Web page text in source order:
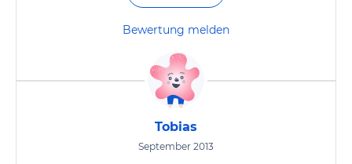
Bewertung melden
Tobias
September 2013